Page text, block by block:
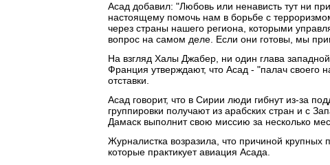
Асад добавил: "Любовь или ненависть тут ни
настоящему помочь нам в борьбе с
через страны нашего региона, которыми
вопрос на самом деле. Если они готовы, мы
На взгляд Халы Джабер, ни один глава
Франция утверждают, что Асад - "палач своего
отставки.
Асад говорит, что в Сирии люди гибнут из-за
группировки получают из арабских стран и с
Дамаск выполнит свою миссию за несколько
Журналистка возразила, что причиной крупных
которые практикует авиация Асада.